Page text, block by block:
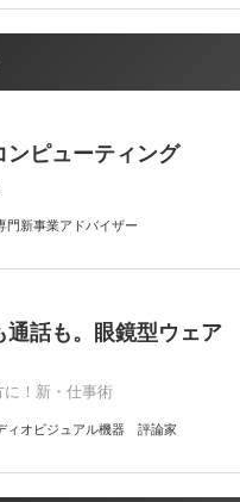
ピューティング
門新事業アドバイザー
話も。眼鏡型ウェア
に！新・仕事術
ィオビジュアル機器 評論家